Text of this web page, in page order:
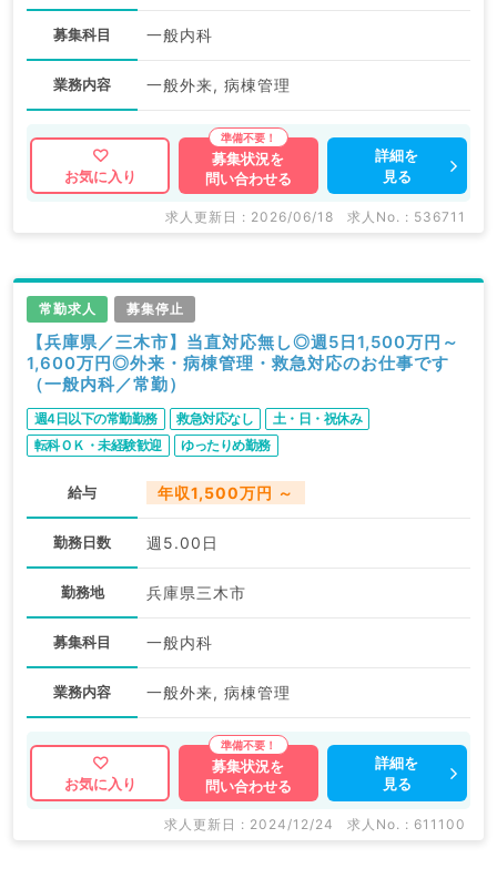
募集科目 一般内科
業務内容 一般外来, 病棟管理
お気に入り
募集状況を
問い合わせる
詳細を
見る
求人更新日 : 2026/06/18 求人No. : 536711
常勤求人 募集停止
【兵庫県／三木市】当直対応無し◎週5日1,500万円～
1,600万円◎外来・病棟管理・救急対応のお仕事です
（一般内科／常勤）
週4日以下の常勤勤務 救急対応なし
土・日・祝休み
転科ＯＫ・未経験歓迎
ゆったりめ勤務
給与 年収1,500万円 ～
勤務日数 週5.00日
勤務地 兵庫県三木市
募集科目 一般内科
業務内容 一般外来, 病棟管理
お気に入り
募集状況を
問い合わせる
詳細を
見る
求人更新日 : 2024/12/24 求人No. : 611100